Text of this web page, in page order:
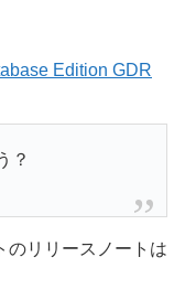
Edition GDR
？
のリリースノートは